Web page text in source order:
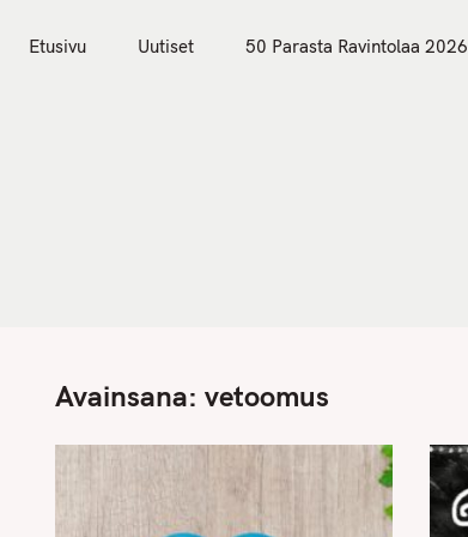
Etusivu Uutiset 50 Parasta Ravintolaa 2026
Avainsana: vetoomus